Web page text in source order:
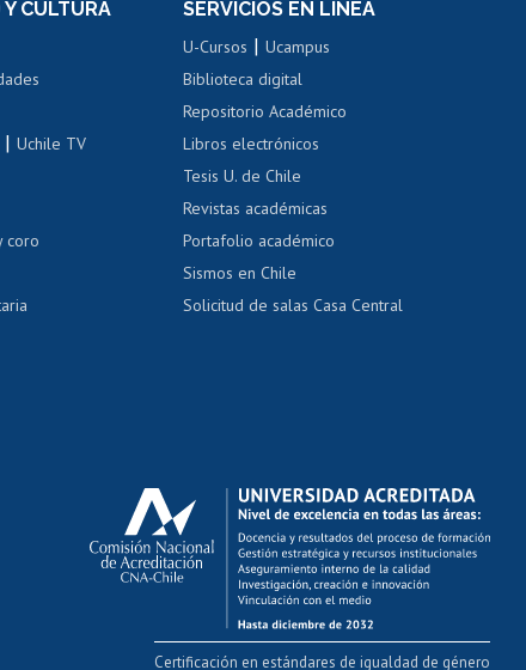
interna
renta
renta
Cursos de español
y violencia Denuncias administrativas
CULTURA
|Uchile TV
coro
SERVICIOS EN LÍNEA
U-Cursos |Ucampus
Biblioteca digital
Repositorio Académico
Libros electrónicos
Tesis U. de Chile
Revistas académicas
Portafolio académico
Sismos en Chile
Solicitud de salas Casa Central
Certificación en estándares de igualdad de género